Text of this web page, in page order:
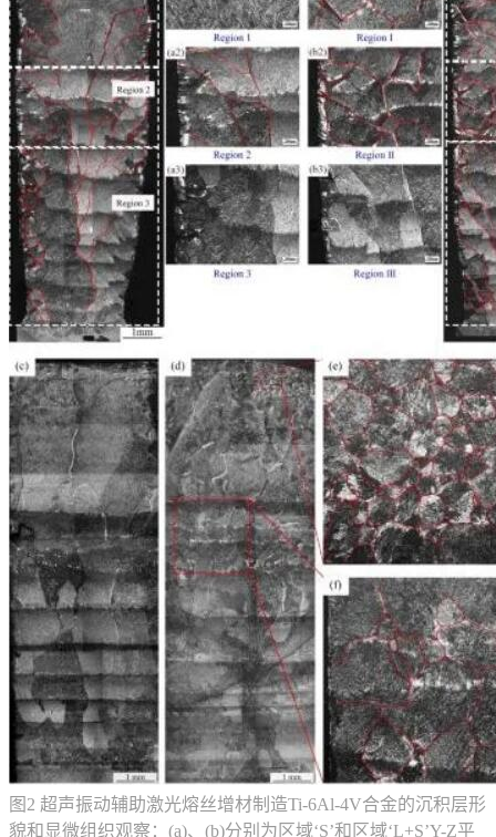
图2 超声振动辅助激光熔丝增材制造Ti-6Al-4V合金的沉积层形
貌和显微组织观察：(a)、(b)分别为区域‘S’和区域‘L+S’Y-Z平